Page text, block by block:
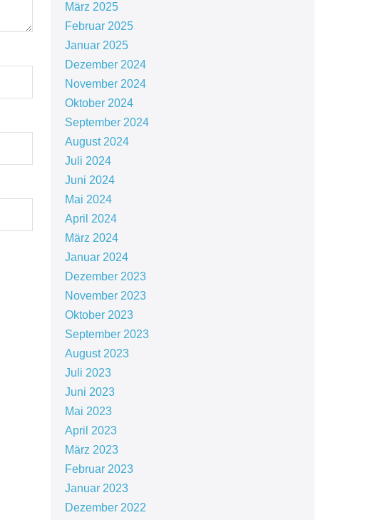
März 2025
Februar 2025
Januar 2025
Dezember 2024
November 2024
Oktober 2024
September 2024
August 2024
Juli 2024
Juni 2024
Mai 2024
April 2024
März 2024
Januar 2024
Dezember 2023
November 2023
Oktober 2023
September 2023
August 2023
Juli 2023
Juni 2023
Mai 2023
April 2023
März 2023
Februar 2023
Januar 2023
Dezember 2022